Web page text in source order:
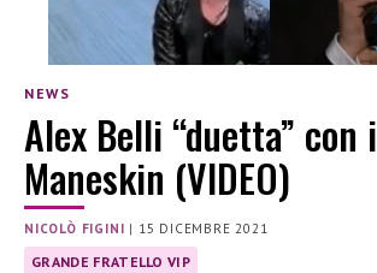
NEWS
Alex Belli “duetta” con i
Maneskin (VIDEO)
NICOLÒ FIGINI | 15 DICEMBRE 2021
GRANDE FRATELLO VIP